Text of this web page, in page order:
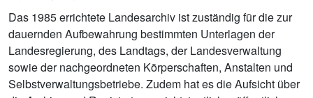
Das 1985 errichtete Landesarchiv ist zuständig für die zur
dauernden Aufbewahrung bestimmten Unterlagen der
Landesregierung, des Landtags, der Landesverwaltung
sowie der nachgeordneten Körperschaften, Anstalten und
Selbstverwaltungsbetriebe. Zudem hat es die Aufsicht über